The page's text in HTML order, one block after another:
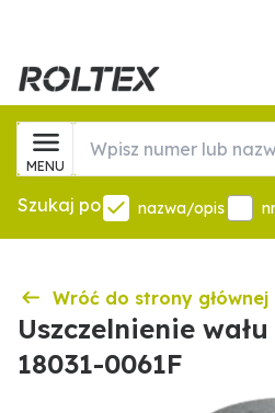
MENU
Szukaj po nazwa/opis
Wróć do strony głównej
Uszczelnienie
18031-0061F